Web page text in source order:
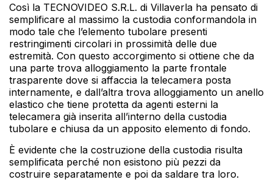
Così la TECNOVIDEO S.R.L. di Villaverla ha pensato di
semplificare al massimo la custodia conformandola in
modo tale che l’elemento tubolare presenti
restringimenti circolari in prossimità delle due
estremità. Con questo accorgimento si ottiene che da
una parte trova alloggiamento la parte frontale
trasparente dove si affaccia la telecamera posta
internamente, e dall’altra trova alloggiamento un anello
elastico che tiene protetta da agenti esterni la
telecamera già inserita all’interno della custodia
tubolare e chiusa da un apposito elemento di fondo.
È evidente che la costruzione della custodia risulta
semplificata perché non esistono più pezzi da
costruire separatamente e poi da saldare tra loro.